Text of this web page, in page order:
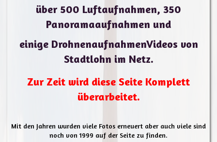
über 500 Luftaufnahmen, 350
Panoramaaufnahmen und
einige DrohnenaufnahmenVideos von
Stadtlohn im Netz.
Zur Zeit wird diese Seite Komplett
überarbeitet.
Mit den Jahren wurden viele Fotos erneuert aber auch viele sind
noch von 1999 auf der Seite zu finden.